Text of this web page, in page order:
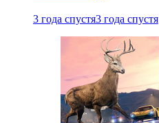
3 года спустя3 года спустя